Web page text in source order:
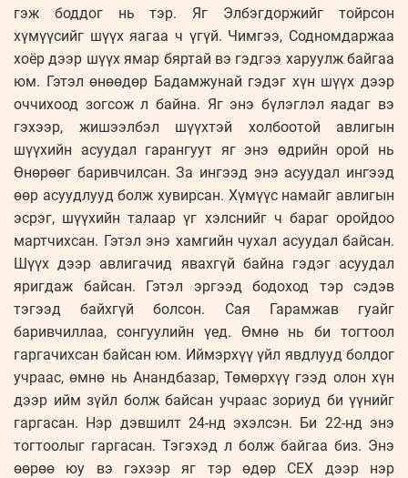
гэж боддог нь тэр. Яг Элбэгдоржийг тойрсон
хүмүүсийг шүүх яагаа ч үгүй. Чимгээ, Содномдаржаа
хоёр дээр шүүх ямар бяртай вэ гэдгээ харуулж байгаа
юм. Гэтэл өнөөдөр Бадамжунай гэдэг хүн шүүх дээр
оччихоод зогсож л байна. Яг энэ бүлэглэл яадаг вэ
гэхээр, жишээлбэл шүүхтэй холбоотой авлигын
шүүхийн асуудал гарангуут яг энэ өдрийн орой нь
Өнөрөөг баривчилсан. За ингээд энэ асуудал ингээд
өөр асуудлууд болж хувирсан. Хүмүүс намайг авлигын
эсрэг, шүүхийн талаар үг хэлснийг ч бараг оройдоо
мартчихсан. Гэтэл энэ хамгийн чухал асуудал байсан.
Шүүх дээр авлигачид явахгүй байна гэдэг асуудал
яригдаж байсан. Гэтэл эргээд бодоход тэр сэдэв
тэгээд байхгүй болсон. Сая Гарамжав гуайг
баривчиллаа, сонгуулийн үед. Өмнө нь би тогтоол
гаргачихсан байсан юм. Иймэрхүү үйл явдлууд болдог
учраас, өмнө нь Анандбазар, Төмөрхүү гээд олон хүн
дээр ийм зүйл болж байсан учраас зориуд би үүнийг
гаргасан. Нэр дэвшилт 24-нд эхэлсэн. Би 22-нд энэ
тогтоолыг гаргасан. Тэгэхэд л болж байгаа биз. Энэ
өөрөө юу вэ гэхээр яг тэр өдөр СЕХ дээр нэр